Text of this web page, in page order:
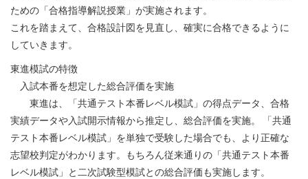
ための「合格指導解説授業」が実施されます。
これを踏まえて、合格設計図を見直し、確実に合格できるように
していきます。
東進模試の特徴
入試本番を想定した総合評価を実施
東進は、「共通テスト本番レベル模試」の得点データ、合格
実績データや入試開示情報から推定し、総合評価を実施。 「共通
テスト本番レベル模試」を単独で受験した場合でも、より正確な
志望校判定がわかります。もちろん従来通りの「共通テスト本番
レベル模試」と二次試験型模試との総合評価も実施します。